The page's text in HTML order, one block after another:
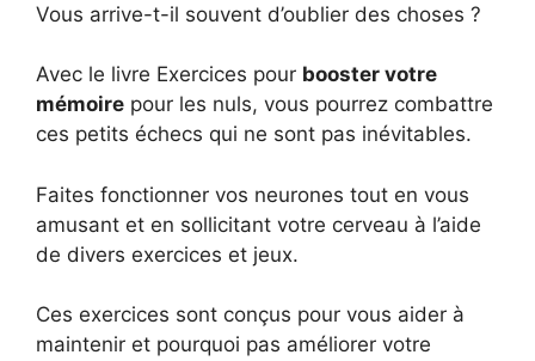
Vous arrive-t-il souvent d’oublier des choses ?
Avec le livre Exercices pour booster votre
mémoire pour les nuls, vous pourrez combattre
ces petits échecs qui ne sont pas inévitables.
Faites fonctionner vos neurones tout en vous
amusant et en sollicitant votre cerveau à l’aide
de divers exercices et jeux.
Ces exercices sont conçus pour vous aider à
maintenir et pourquoi pas améliorer votre